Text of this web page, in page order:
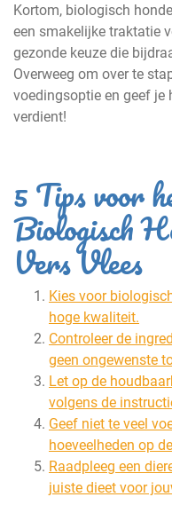
Kortom, biologisch
een smakelijke traktatie
gezonde keuze die
Overweeg om over te
voedingsoptie en geef je
verdient!
5 Tips voor
Biologisch
Vers Vlees
Kies voor
hoge kwaliteit.
Controleer de
geen ongewenste
Let op de
volgens de
Geef niet te veel
hoeveelheden op
Raadpleeg een
juiste dieet voor